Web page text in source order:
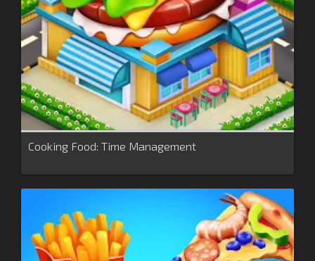
Cooking Food: Time Management